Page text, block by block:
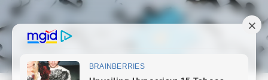
Skip
to
content